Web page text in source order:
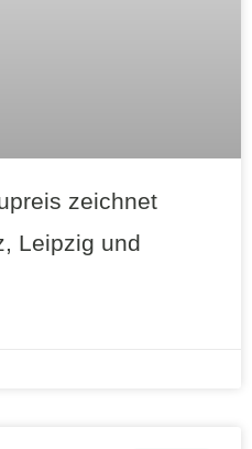
zeichnet
Leipzig und